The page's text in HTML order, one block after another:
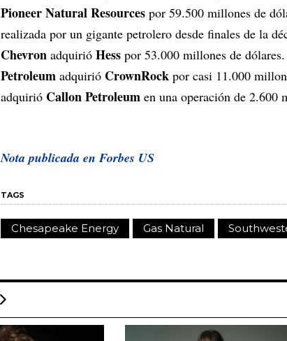
Pioneer Natural Resources por 59.500 millones de
realizada por un gigante petrolero desde finales de la
Chevron adquirió Hess por 53.000 millones de
Petroleum adquirió CrownRock por casi 11.000
adquirió Callon Petroleum en una operación de 2.600
Nota publicada en Forbes US
TAGS
Chesapeake Energy Gas Natural